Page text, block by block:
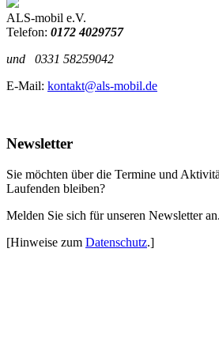
ALS-mobil e.V.
Telefon: 0172 4029757
und 0331 58259042
E-Mail: kontakt@als-mobil.de
Newsletter
Sie möchten über die Termine und
Laufenden bleiben?
Melden Sie sich für unseren Newsletter an.
[Hinweise zum Datenschutz.]